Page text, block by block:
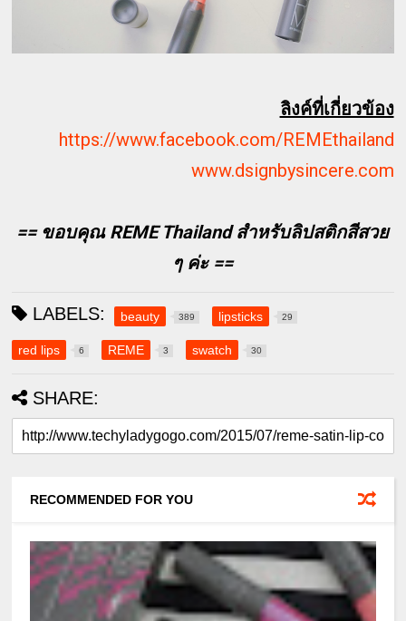
ลิงค์ที่เกี่ยวข้อง
https://www.facebook.com/REMEthailand
www.dsignbysincere.com
== ขอบคุณ REME Thailand สำหรับลิปสติกสีสวย
ๆ ค่ะ ==
LABELS: beauty 389 lipsticks 29
red lips 6 REME 3 swatch 30
SHARE:
RECOMMENDED FOR YOU